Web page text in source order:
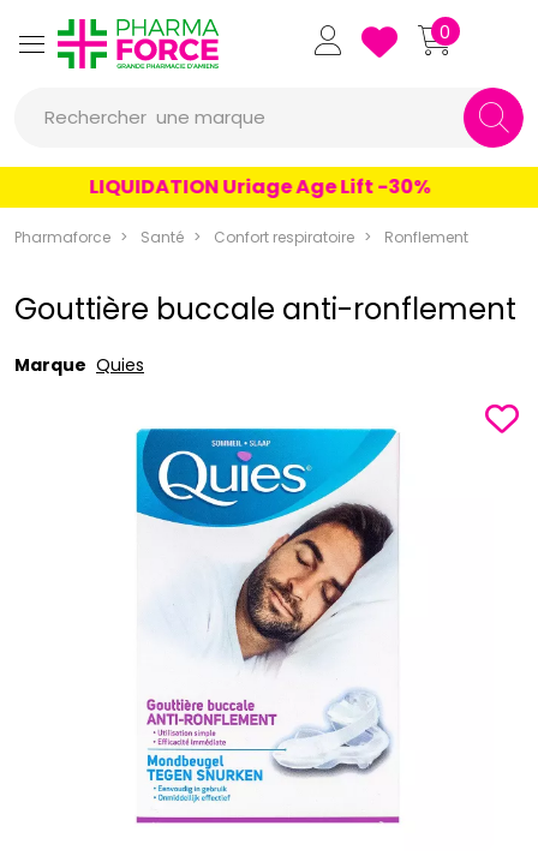
Pharmaforce Grande Pharmacie
0
Rechercher
un produit
une marque
LIQUIDATION Uriage Age Lift -30%
Pharmaforce Santé Confort respiratoire Ronflement
Gouttière buccale anti-ronflement
Marque Quies